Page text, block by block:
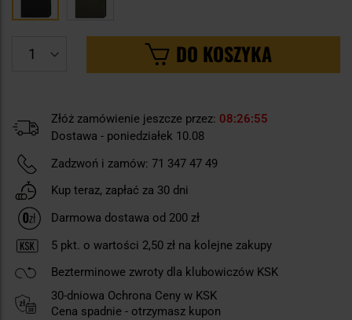
DO KOSZYKA
Złóż zamówienie jeszcze przez: 08 26 54
Dostawa - poniedziałek 10.08
Zadzwoń i zamów: 71 347 47 49
Kup teraz, zapłać za 30 dni
Darmowa dostawa od 200 zł
5 pkt. o wartości 2,50 zł na kolejne zakupy
Bezterminowe zwroty dla klubowiczów KSK
30-dniowa Ochrona Ceny w KSK
Cena spadnie - otrzymasz kupon